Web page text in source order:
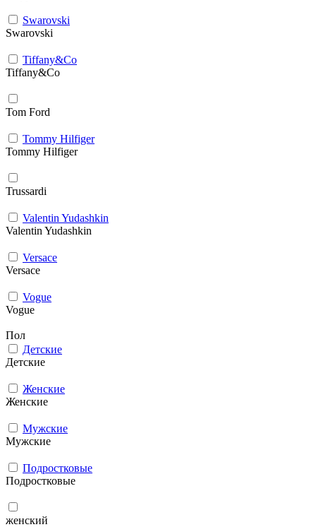
Swarovski
Swarovski
Tiffany&Co
Tiffany&Co
Tom Ford
Tommy Hilfiger
Tommy Hilfiger
Trussardi
Valentin Yudashkin
Valentin Yudashkin
Versace
Versace
Vogue
Vogue
Пол
Детские
Детские
Женские
Женские
Мужcкие
Мужcкие
Подростковые
Подростковые
женский